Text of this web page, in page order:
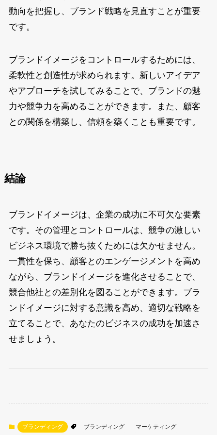
動向を把握し、ブランド戦略を見直すことが重要
です。
ブランドイメージをコントロールするためには、
柔軟性と創造性が求められます。新しいアイデア
やアプローチを試してみることで、ブランドの魅
力や競争力を高めることができます。また、顧客
との関係を構築し、信頼を築くことも重要です。
結論
ブランドイメージは、企業の成功に不可欠な要素
です。その管理とコントロールは、競争の激しい
ビジネス環境で勝ち抜くためには欠かせません。
一貫性を保ち、顧客とのエンゲージメントを高め
ながら、ブランドイメージを進化させることで、
競合他社との差別化を図ることができます。ブラ
ンドイメージに対する意識を高め、適切な戦略を
立てることで、あなたのビジネスの成功を加速さ
せましょう。
ブランディング ブランディング マーケティング